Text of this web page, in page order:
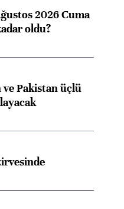
2026 Cuma
oldu?
Pakistan üçlü